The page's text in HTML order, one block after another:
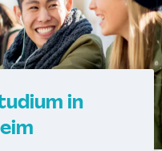
in